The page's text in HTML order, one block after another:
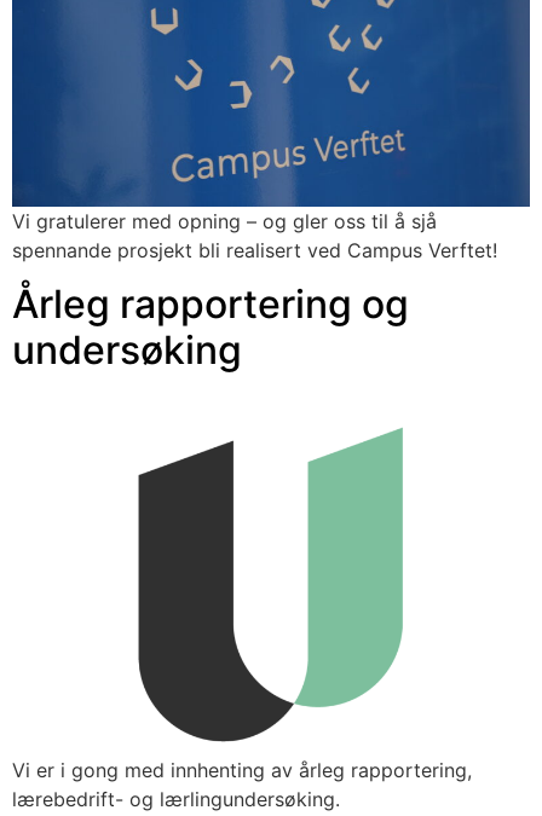
Vi gratulerer med opning – og gler oss til å sjå
spennande prosjekt bli realisert ved Campus Verftet!
Årleg rapportering og
undersøking
Vi er i gong med innhenting av årleg rapportering,
lærebedrift- og lærlingundersøking.